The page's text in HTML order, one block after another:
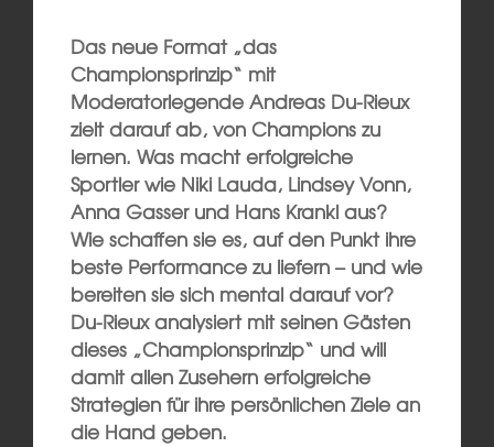
Das neue Format „das
Championsprinzip“ mit
Moderatorlegende Andreas Du-Rieux
zielt darauf ab, von Champions zu
lernen. Was macht erfolgreiche
Sportler wie Niki Lauda, Lindsey Vonn,
Anna Gasser und Hans Krankl aus?
Wie schaffen sie es, auf den Punkt ihre
beste Performance zu liefern – und wie
bereiten sie sich mental darauf vor?
Du-Rieux analysiert mit seinen Gästen
dieses „Championsprinzip“ und will
damit allen Zusehern erfolgreiche
Strategien für ihre persönlichen Ziele an
die Hand geben.